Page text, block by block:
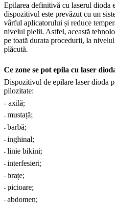
Epilarea definitivă cu laserul dioda
dispozitivul este prevăzut cu un
vârful aplicatorului și reduce
nivelul pielii. Astfel, această
pe toată durata procedurii, la
plăcută.
Ce zone se pot epila cu laser
Dispozitivul de epilare laser dioda
pilozitate:
- axilă;
- mustață;
- barbă;
- inghinal;
- linie bikini;
- interfesieri;
- brațe;
- picioare;
- abdomen;